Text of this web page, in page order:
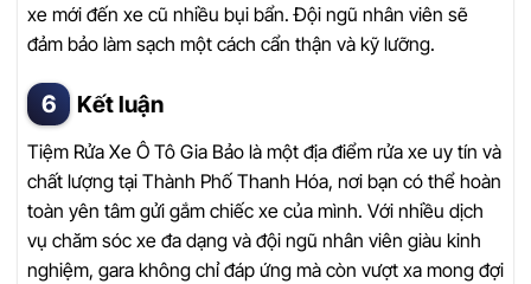
xe mới đến xe cũ nhiều bụi bẩn. Đội ngũ nhân viên sẽ
đảm bảo làm sạch một cách cẩn thận và kỹ lưỡng.
Kết luận
Tiệm Rửa Xe Ô Tô Gia Bảo là một địa điểm rửa xe uy tín và
chất lượng tại Thành Phố Thanh Hóa, nơi bạn có thể hoàn
toàn yên tâm gửi gắm chiếc xe của mình. Với nhiều dịch
vụ chăm sóc xe đa dạng và đội ngũ nhân viên giàu kinh
nghiệm, gara không chỉ đáp ứng mà còn vượt xa mong đợi